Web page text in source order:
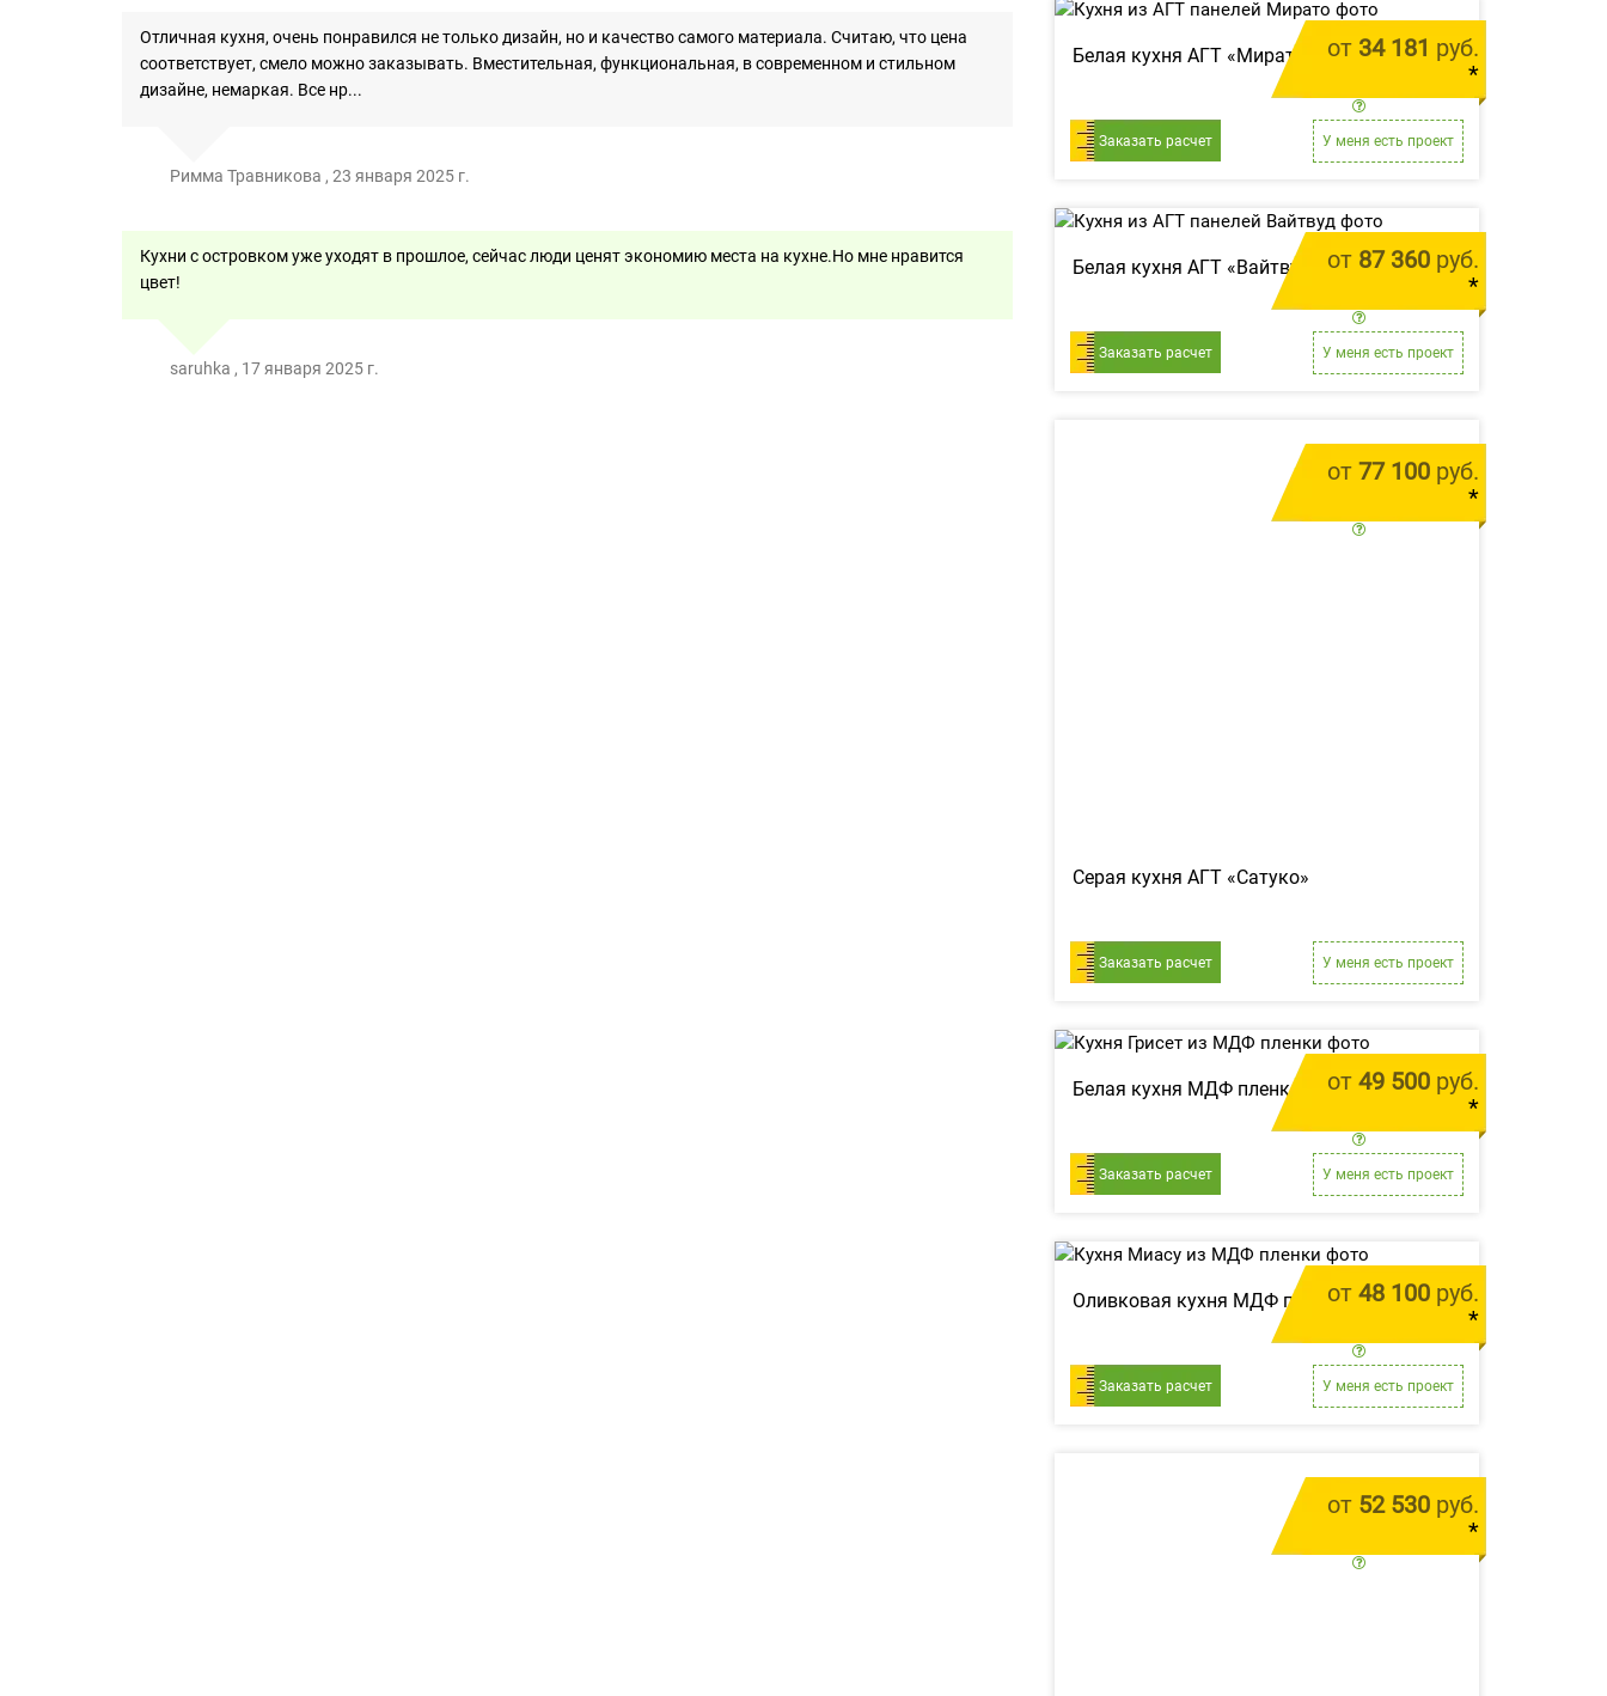
Отличная кухня, очень понравился не только дизайн, но и качество самого материала. Считаю, что цена
соответствует, смело можно заказывать. Вместительная, функциональная, в современном и стильном
дизайне, немаркая. Все нр...
Римма Травникова , 23 января 2025 г.
Кухни с островком уже уходят в прошлое, сейчас люди ценят экономию места на кухне.Но мне нравится
цвет!
saruhka , 17 января 2025 г.
от 34 181 руб.
*
Белая кухня АГТ «Мирато»
Заказать расчет У меня есть проект
от 87 360 руб.
*
Белая кухня АГТ «Вайтвуд»
Заказать расчет У меня есть проект
от 77 100 руб.
*
Серая кухня АГТ «Сатуко»
Заказать расчет У меня есть проект
от 49 500 руб.
*
Белая кухня МДФ пленка «Грисет»
Заказать расчет У меня есть проект
от 48 100 руб.
*
Оливковая кухня МДФ пленка «Миасу»
Заказать расчет У меня есть проект
от 52 530 руб.
*